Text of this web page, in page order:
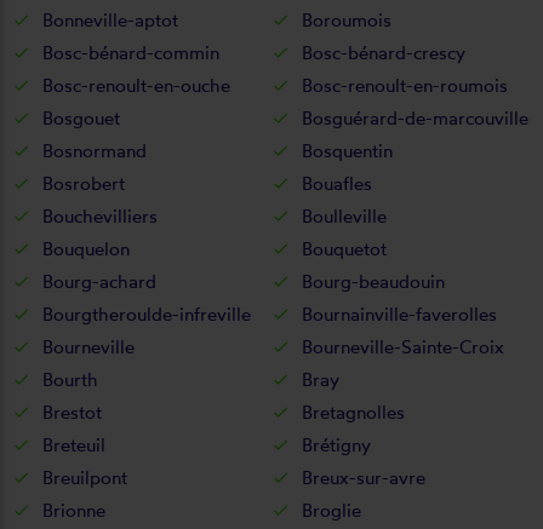
Bonneville-aptot
Boroumois
Bosc-bénard-commin
Bosc-bénard-crescy
Bosc-renoult-en-ouche
Bosc-renoult-en-roumois
Bosgouet
Bosguérard-de-marcouville
Bosnormand
Bosquentin
Bosrobert
Bouafles
Bouchevilliers
Boulleville
Bouquelon
Bouquetot
Bourg-achard
Bourg-beaudouin
Bourgtheroulde-infreville
Bournainville-faverolles
Bourneville
Bourneville-Sainte-Croix
Bourth
Bray
Brestot
Bretagnolles
Breteuil
Brétigny
Breuilpont
Breux-sur-avre
Brionne
Broglie